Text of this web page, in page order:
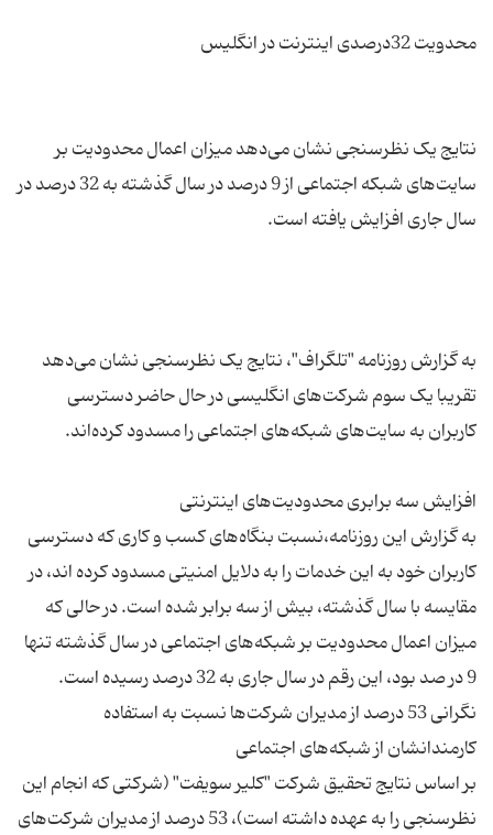
نتایج یک نظرسنجی نشان می‌دهد میزان اعمال محدودیت بر
سایت‌های شبکه اجتماعی از 9 درصد در سال گذشته به 32 درصد در
به گزارش روزنامه "تلگراف"، نتایج یک نظرسنجی نشان می‌دهد
تقریبا یک سوم شرکت‌های انگلیسی در حال حاضر دسترسی
به گزارش این روزنامه،نسبت بنگاه‌های کسب و کاری که دسترسی
کاربران خود به این خدمات را به دلایل امنیتی مسدود کرده اند، در
مقایسه با سال گذشته، بیش از سه برابر شده است. در حالی که
میزان اعمال محدودیت بر شبکه‌های اجتماعی در سال گذشته تنها
نگرانی 53 درصد از مدیران شرکت‌ها نسبت به استفاده
بر اساس نتایج تحقیق شرکت "کلیر سویفت" (شرکتی که انجام این
نظرسنجی را به عهده داشته است)، 53 درصد از مدیران شرکت‌های